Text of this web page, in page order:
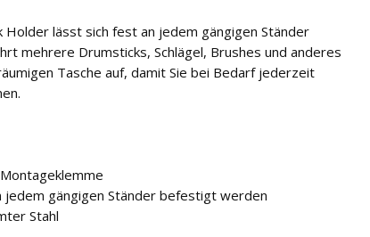
Holder lässt sich fest an jedem gängigen Ständer
mehrere Drumsticks, Schlägel, Brushes und anderes
Tasche auf, damit Sie bei Bedarf jederzeit
jedem gängigen Ständer befestigt werden
Stahl